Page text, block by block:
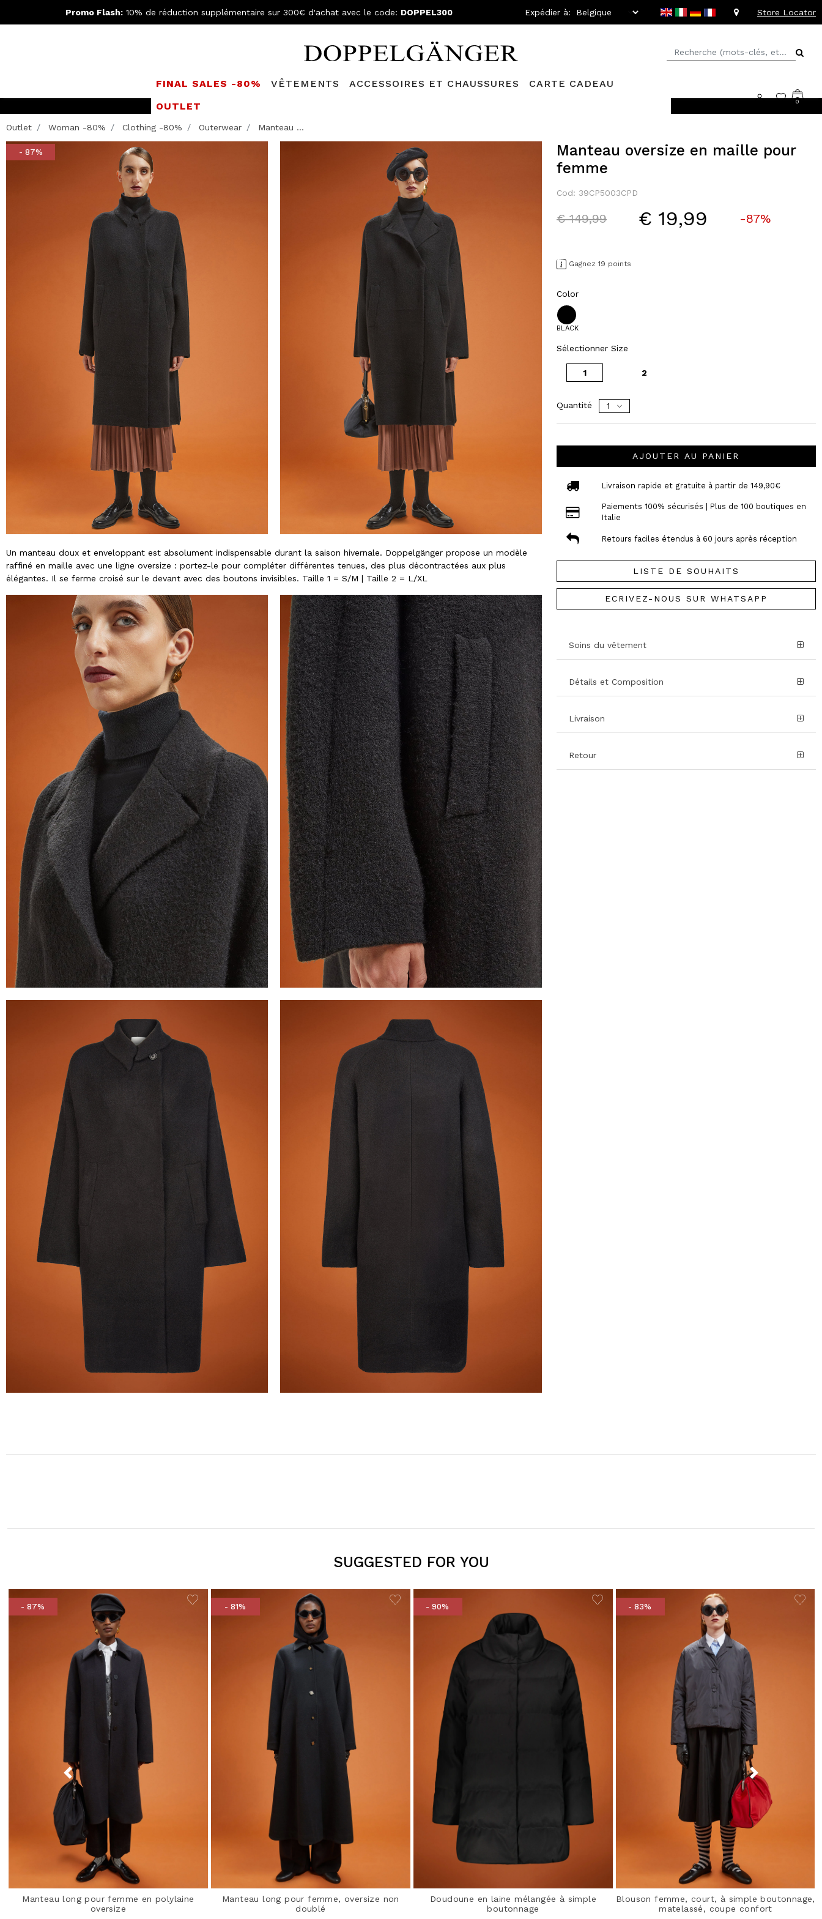
Promo Flash: 10% de réduction supplémentaire sur 300€ d'achat avec le code: DOPPEL300 Expédier à: Store Locator
FINAL SALES -80% VÊTEMENTS ACCESSOIRES ET CHAUSSURES
CARTE CADEAU
OUTLET
0
Rejoignez le
Outlet Woman -80% Clothing -80% Outerwear Manteau ...
- 87%
Un manteau doux et enveloppant est absolument indispensable durant la saison hivernale. Doppelgänger propose un modèle
raffiné en maille avec une ligne oversize : portez-le pour compléter différentes tenues, des plus décontractées aux plus
élégantes. Il se ferme croisé sur le devant avec des boutons invisibles. Taille 1 = S/M | Taille 2 = L/XL
Manteau oversize en maille pour
femme
Cod: 39CP5003CPD
Price reduced from
€ 149,99to € 19,99 -87%
Gagnez 19 points
Color
BLACK
Sélectionner Size
1 2
Quantité
AJOUTER AU PANIER
Livraison rapide et gratuite à partir de 149,90€
Paiements 100% sécurisés | Plus de 100 boutiques en
Italie
Retours faciles étendus à 60 jours après réception
LISTE DE SOUHAITS
ECRIVEZ-NOUS SUR WHATSAPP
Soins du vêtement
Détails et Composition
Livraison
Retour
SUGGESTED FOR YOU
- 87%
Manteau long pour femme en polylaine
oversize
- 81%
Manteau long pour femme, oversize non
doublé
- 90%
Doudoune en laine mélangée à simple
boutonnage
- 83%
Blouson femme, court, à simple boutonnage,
matelassé, coupe confort